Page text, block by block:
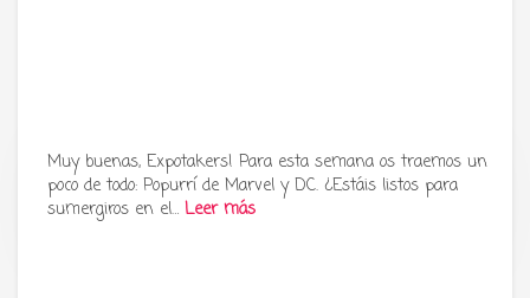
Tu radio y podcast sobre manga,
anime y cultura japonesa ツ
Muy buenas, Expotakers! Para esta semana os traemos un
poco de todo: Popurrí de Marvel y DC. ¿Estáis listos para
sumergiros en el… Leer más